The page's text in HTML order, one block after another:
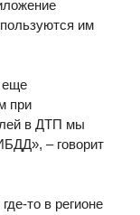
им
еще
при
в ДТП мы
– говорит
то в регионе